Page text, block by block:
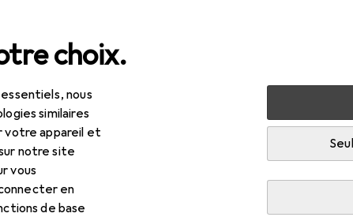
choix.
nous
similaires
votre appareil et
notre site
vous
en
de base
Réseau